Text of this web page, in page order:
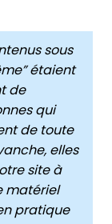
sous
étaient
de
qui
de toute
elles
site à
matériel
pratique